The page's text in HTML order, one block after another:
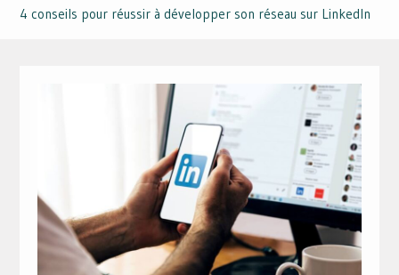
4 conseils pour réussir à développer son réseau sur LinkedIn